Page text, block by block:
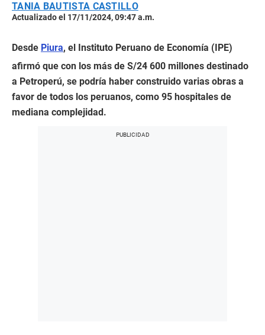
TANIA BAUTISTA CASTILLO
Actualizado el 17/11/2024, 09:47 a.m.
Desde Piura, el Instituto Peruano de Economía (IPE)
afirmó que con los más de S/24 600 millones destinado
a Petroperú, se podría haber construido varias obras a
favor de todos los peruanos, como 95 hospitales de
mediana complejidad.